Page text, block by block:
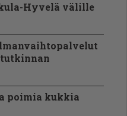
Hyvelä välille
poimia kukkia